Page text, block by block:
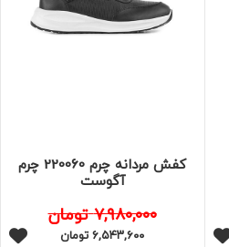
کفش مردانه چرم 220060 چرم
آگوست
۷,۹۸۰,۰۰۰تومان
۶,۵۴۳,۶۰۰تومان